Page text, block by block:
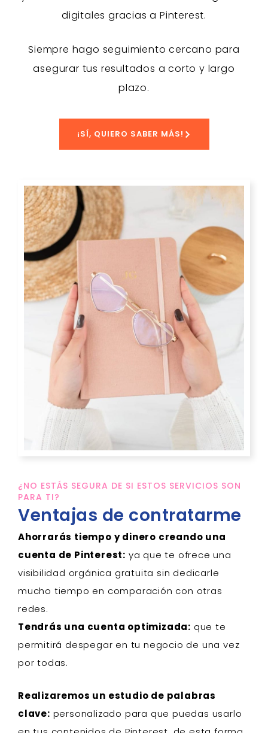
digitales gracias a Pinterest.
Siempre hago seguimiento cercano para
asegurar tus resultados a corto y largo
plazo.
¡SÍ, QUIERO SABER MÁS!
¿NO ESTÁS SEGURA DE SI ESTOS SERVICIOS SON
PARA TI?
Ventajas de contratarme
Ahorrarás tiempo y dinero creando una
cuenta de Pinterest: ya que te ofrece una
visibilidad orgánica gratuita sin dedicarle
mucho tiempo en comparación con otras
redes.
Tendrás una cuenta optimizada: que te
permitirá despegar en tu negocio de una vez
por todas.
Realizaremos un estudio de palabras
clave: personalizado para que puedas usarlo